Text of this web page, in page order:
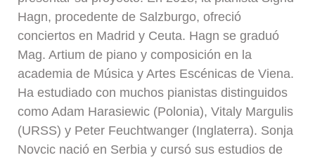
Hagn, procedente de Salzburgo, ofreció
conciertos en Madrid y Ceuta. Hagn se graduó
Mag. Artium de piano y composición en la
academia de Música y Artes Escénicas de Viena.
Ha estudiado con muchos pianistas distinguidos
como Adam Harasiewic (Polonia), Vitaly Margulis
(URSS) y Peter Feuchtwanger (Inglaterra). Sonja
Novcic nació en Serbia y cursó sus estudios de